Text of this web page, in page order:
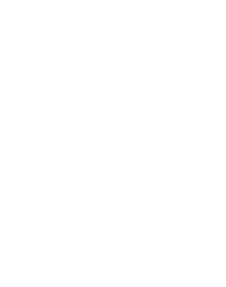
Thể thao và Du lịch Lâm Đồng.
Du lịch Lâm Đồng
Trung tâm Hành chính tỉnh Lâm
Xuân Hương - Đà Lạt, tỉnh
3.916.961